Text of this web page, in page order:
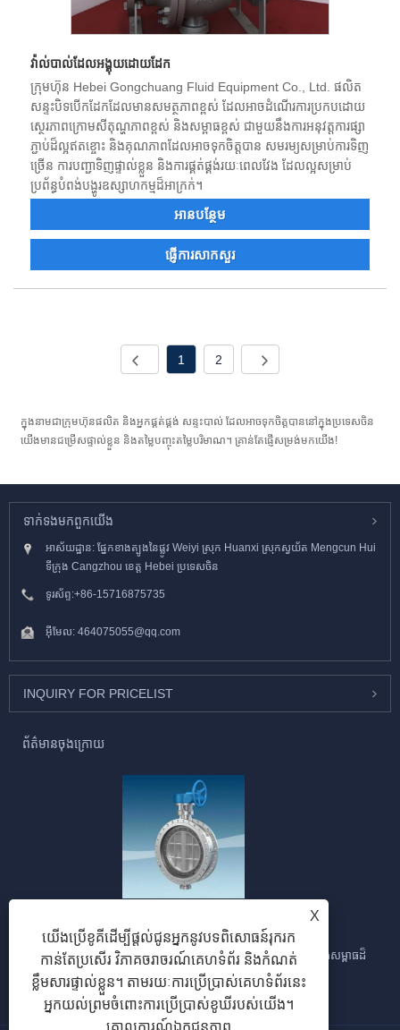
វ៉ាល់បាល់ដែលអង្គុយដោយដែក
ក្រុមហ៊ុន Hebei Gongchuang Fluid Equipment Co., Ltd. ផលិត
សន្ទះបិទបើកដែកដែលមានសមត្ថភាពខ្ពស់ ដែលអាចដំណើរការប្រកបដោយ
ស្ថេរភាពក្រោមសីតុណ្ហភាពខ្ពស់ និងសម្ពាធខ្ពស់ ជាមួយនឹងការអនុវត្តការផ្សា
ភ្ជាប់ដ៏ល្អឥតខ្ចោះ និងគុណភាពដែលអាចទុកចិត្តបាន សមរម្យសម្រាប់ការទិញ
ច្រើន ការបញ្ជាទិញផ្ទាល់ខ្លួន និងការផ្គត់ផ្គង់រយៈពេលវែង ដែលល្អសម្រាប់
ប្រព័ន្ធបំពង់បង្ហូរឧស្សាហកម្មដ៏អាក្រក់។
អាន​បន្ថែម
ផ្ញើការសាកសួរ
1 2
ក្នុងនាមជាក្រុមហ៊ុនផលិត និងអ្នកផ្គត់ផ្គង់ សន្ទះបាល់ ដែលអាចទុកចិត្តបាននៅក្នុងប្រទេសចិន
យើងមានជម្រើសផ្ទាល់ខ្លួន និងតម្លៃបញ្ចុះតម្លៃបរិមាណ។ គ្រាន់តែផ្ញើសម្រង់មកយើង!
ទាក់ទង​មក​ពួក​យើង
អាស័យដ្ឋាន: ផ្នែកខាងត្បូងនៃផ្លូវ Weiyi ស្រុក Huanxi ស្រុកស្វយ័ត Mengcun Hui
ទីក្រុង Cangzhou ខេត្ត Hebei ប្រទេសចិន
ទូរស័ព្ទ:+86-15716875735
អ៊ីមែល: 464075055@qq.com
INQUIRY FOR PRICELIST
ព័ត៌មានចុងក្រោយ
2026/02/04
សន្ទះមេអំបៅគឺសមរម្យសម្រាប់ការគ្រប់គ្រងលំហូរ។ ដោយសារតែការបាត់បង់សម្ពាធដ៏
សំខាន់នៃសន្ទះមេអំបៅនៅក្នុងបំពង់បង្ហូរប្រេង កម្លាំងរបស់...
X
យើងប្រើខូគីដើម្បីផ្តល់ជូនអ្នកនូវបទពិសោធន៍រុករក
កាន់តែប្រសើរ វិភាគចរាចរណ៍គេហទំព័រ និងកំណត់
ខ្លឹមសារផ្ទាល់ខ្លួន។ តាមរយៈការប្រើប្រាស់គេហទំព័រនេះ
អ្នកយល់ព្រមចំពោះការប្រើប្រាស់ខូឃីរបស់យើង។
គោលការណ៍ឯកជនភាព